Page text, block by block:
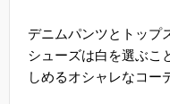
デニムパンツとトップ
シューズは白を選ぶこ
しめるオシャレなコー